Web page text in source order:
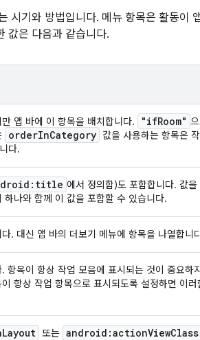
시기와 방법입니다. 메뉴 항목은 활동이
값은 다음과 같습니다.
앱 바에 이 항목을 배치합니다. "ifRoom"
orderInCategory 값을 사용하는 항목은
다.
에서 정의함)도 포함합니다. 값을
나와 함께 이 값을 포함할 수 있습니다.
. 대신 앱 바의 더보기 메뉴에 항목을 나열합니
항목이 항상 작업 모음에 표시되는 것이 중요하
항상 작업 항목으로 표시되도록 설정하면 이러
Layout 또는 android:actionViewClass